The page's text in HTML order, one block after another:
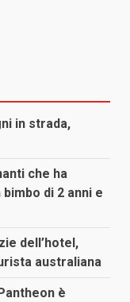
in strada,
che ha
di 2 anni e
dell’hotel,
australiana
è